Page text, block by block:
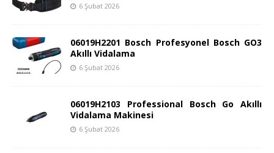
6 Şubat 2026
06019H2201 Bosch Profesyonel Bosch GO3
Akıllı Vidalama
6 Şubat 2026
06019H2103 Professional Bosch Go Akıllı
Vidalama Makinesi
6 Şubat 2026